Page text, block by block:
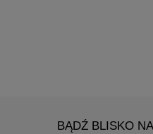
BĄDŹ BLISKO